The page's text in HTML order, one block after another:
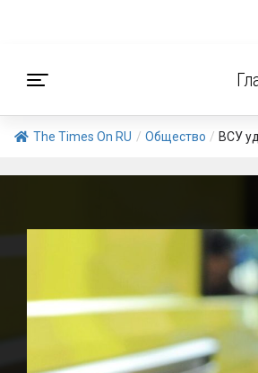
The Times On RU / Общество / ВСУ